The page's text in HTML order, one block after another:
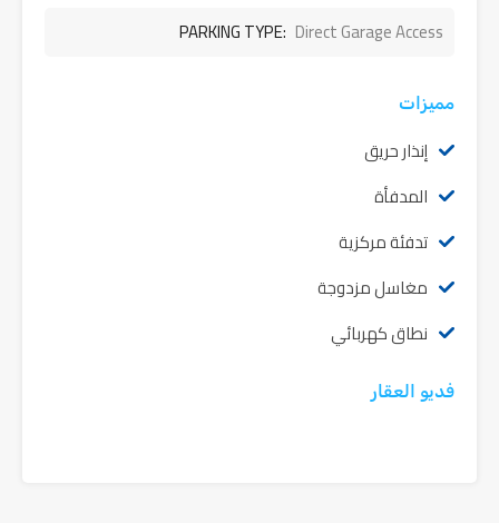
PARKING TYPE: Direct Garage Access
مميزات
إنذار حريق
المدفأة
تدفئة مركزية
مغاسل مزدوجة
نطاق كهربائي
فديو العقار